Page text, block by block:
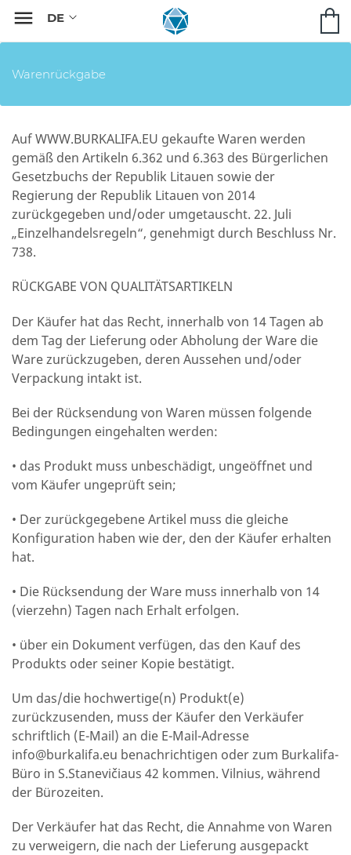

Warenrückgabe
Auf WWW.BURKALIFA.EU gekaufte Waren werden
gemäß den Artikeln 6.362 und 6.363 des Bürgerlichen
Gesetzbuchs der Republik Litauen sowie der
Regierung der Republik Litauen von 2014
zurückgegeben und/oder umgetauscht. 22. Juli
„Einzelhandelsregeln“, genehmigt durch Beschluss Nr.
738.
RÜCKGABE VON QUALITÄTSARTIKELN
Der Käufer hat das Recht, innerhalb von 14 Tagen ab
dem Tag der Lieferung oder Abholung der Ware die
Ware zurückzugeben, deren Aussehen und/oder
Verpackung intakt ist.
Bei der Rücksendung von Waren müssen folgende
Bedingungen eingehalten werden:
• das Produkt muss unbeschädigt, ungeöffnet und
vom Käufer ungeprüft sein;
• Der zurückgegebene Artikel muss die gleiche
Konfiguration haben wie der, den der Käufer erhalten
hat.
• Die Rücksendung der Ware muss innerhalb von 14
(vierzehn) Tagen nach Erhalt erfolgen.
• über ein Dokument verfügen, das den Kauf des
Produkts oder seiner Kopie bestätigt.
Um das/die hochwertige(n) Produkt(e)
zurückzusenden, muss der Käufer den Verkäufer
schriftlich (E-Mail) an die E-Mail-Adresse
info@burkalifa.eu benachrichtigen oder zum Burkalifa-
Büro in S.Stanevičiaus 42 kommen. Vilnius, während
der Bürozeiten.
Der Verkäufer hat das Recht, die Annahme von Waren
zu verweigern, die nach der Lieferung ausgepackt